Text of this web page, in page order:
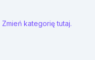
Zmień kategorię tutaj.